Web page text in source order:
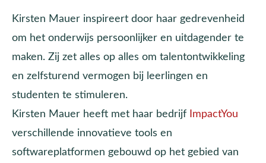
Kirsten Mauer inspireert door haar gedrevenheid
om het onderwijs persoonlijker en uitdagender te
maken. Zij zet alles op alles om talentontwikkeling
en zelfsturend vermogen bij leerlingen en
studenten te stimuleren.
Kirsten Mauer heeft met haar bedrijf
ImpactYou
verschillende innovatieve tools en
softwareplatformen gebouwd op het gebied van